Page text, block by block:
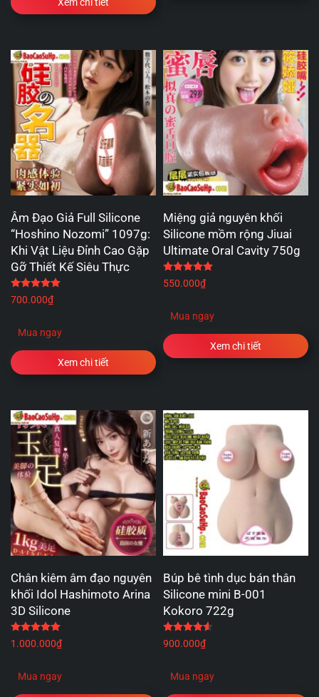
Âm Đạo Giả Full Silicone
“Hoshino Nozomi” 1097g:
Khi Vật Liệu Đỉnh Cao Gặp
Gỡ Thiết Kế Siêu Thực
5 sao
700.000₫
Mua ngay
Xem chi tiết
Miệng giả nguyên khối
Silicone mồm rộng Jiuai
Ultimate Oral Cavity 750g
550.000₫
Mua ngay
Xem chi tiết
Chân kiêm âm đạo nguyên
khối Idol Hashimoto Arina
3D Silicone
5 sao
1.000.000₫
Mua ngay
Búp bê tình dục bán thân
Silicone mini B-001
Kokoro 722g
900.000₫
Mua ngay